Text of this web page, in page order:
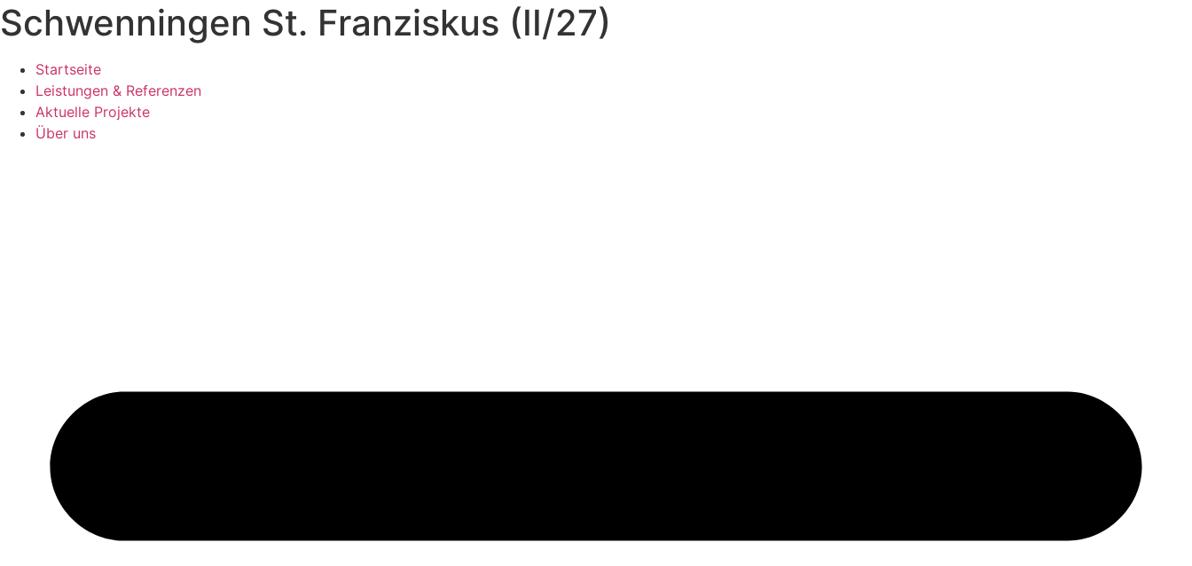
Schwenningen St. Franziskus (II/27)
Startseite
Leistungen & Referenzen
Aktuelle Projekte
Über uns